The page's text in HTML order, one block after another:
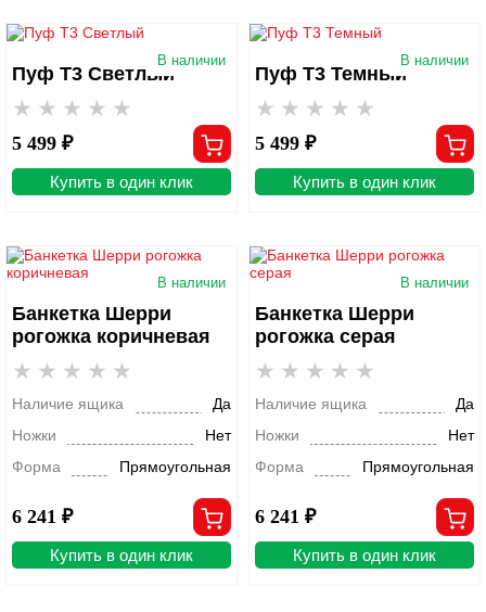
В наличии
Пуф Т3 Светлый
5 499 ₽
Купить в один клик
В наличии
Пуф Т3 Темный
5 499 ₽
Купить в один клик
В наличии
Банкетка Шерри
рогожка коричневая
Наличие ящика
Да
Ножки
Нет
Форма
Прямоугольная
6 241 ₽
Купить в один клик
В наличии
Банкетка Шерри
рогожка серая
Наличие ящика
Да
Ножки
Нет
Форма
Прямоугольная
6 241 ₽
Купить в один клик